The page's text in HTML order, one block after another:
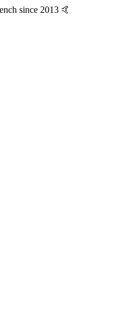
since 2013 🤙